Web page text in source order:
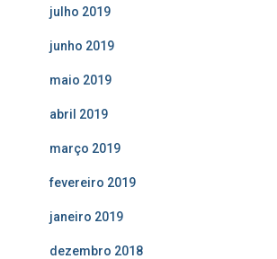
julho 2019
junho 2019
maio 2019
abril 2019
março 2019
fevereiro 2019
janeiro 2019
dezembro 2018